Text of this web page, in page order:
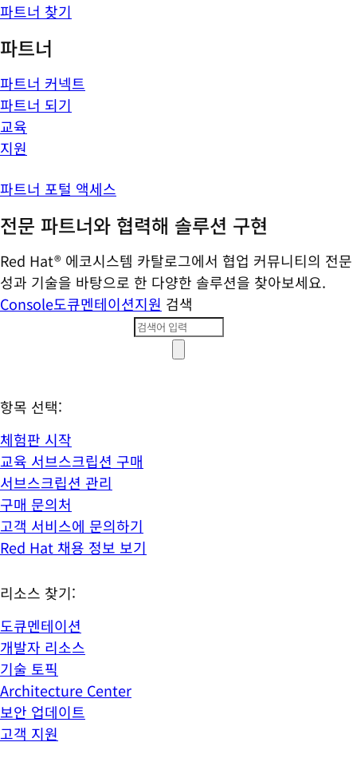
파트너 찾기
파트너
파트너 커넥트
파트너 되기
교육
지원
파트너 포털 액세스
전문 파트너와 협력해 솔루션 구현
Red Hat® 에코시스템 카탈로그에서 협업 커뮤니티의 전문
성과 기술을 바탕으로 한 다양한 솔루션을 찾아보세요.
Console도큐멘테이션지원 검색
항목 선택:
체험판 시작
교육 서브스크립션 구매
서브스크립션 관리
구매 문의처
고객 서비스에 문의하기
Red Hat 채용 정보 보기
리소스 찾기:
도큐멘테이션
개발자 리소스
기술 토픽
Architecture Center
보안 업데이트
고객 지원